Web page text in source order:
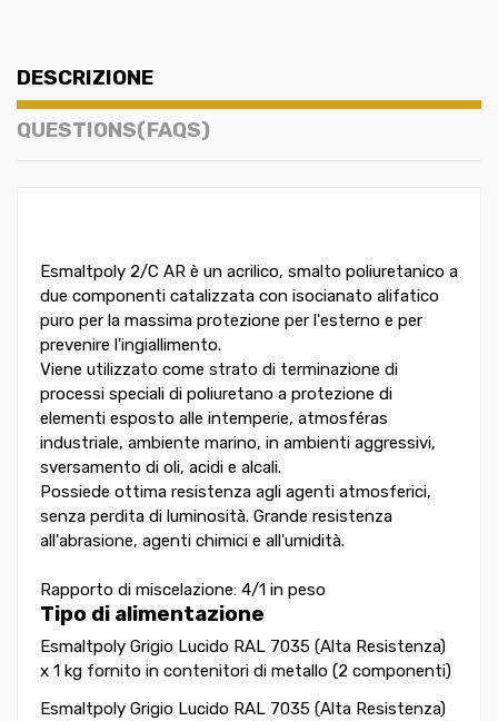
DESCRIZIONE
QUESTIONS(FAQS)
Esmaltpoly 2/C AR è un acrilico, smalto poliuretanico a
due componenti catalizzata con isocianato alifatico
puro per la massima protezione per l'esterno e per
prevenire l'ingiallimento.
Viene utilizzato come strato di terminazione di
processi speciali di poliuretano a protezione di
elementi esposto alle intemperie, atmosféras
industriale, ambiente marino, in ambienti aggressivi,
sversamento di oli, acidi e alcali.
Possiede ottima resistenza agli agenti atmosferici,
senza perdita di luminosità. Grande resistenza
all'abrasione, agenti chimici e all'umidità.
Rapporto di miscelazione: 4/1 in peso
Tipo di alimentazione
Esmaltpoly Grigio Lucido RAL 7035 (Alta Resistenza)
x 1 kg fornito in contenitori di metallo (2 componenti)
Esmaltpoly Grigio Lucido RAL 7035 (Alta Resistenza)